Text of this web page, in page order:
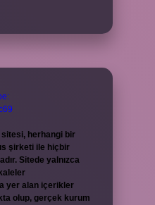
herhangi bir
şirketi ile hiçbir
Sitede yalnızca
yer alan içerikler
olup, gerçek kurum